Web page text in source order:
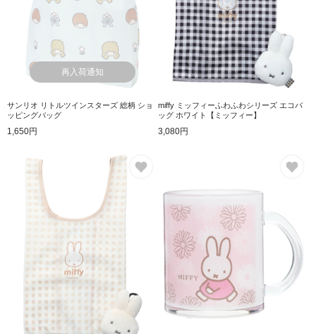
再入荷通知
サンリオ リトルツインスターズ 総柄 ショ
ッピングバッグ
1,650円
miffy ミッフィーふわふわシリーズ エコバ
ッグ ホワイト【ミッフィー】
3,080円